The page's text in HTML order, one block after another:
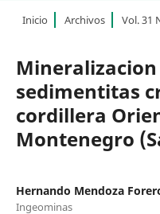
Inicio Archivos Vol. 31
Mineralizacion
sedimentitas
cordillera
Montenegro
Hernando Mendoza
Ingeominas